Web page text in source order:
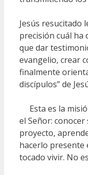
Jesús resucitado
precisión cuál ha
que dar
evangelio, crear
finalmente
discípulos” de
Esta es la
el Señor:
proyecto,
hacerlo presente
tocado vivir. No